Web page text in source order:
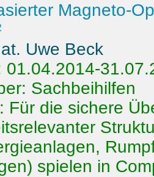
Magneto-
Uwe Beck
01.04.2014-
Sachbeihilfen
Für die sichere
spielen in